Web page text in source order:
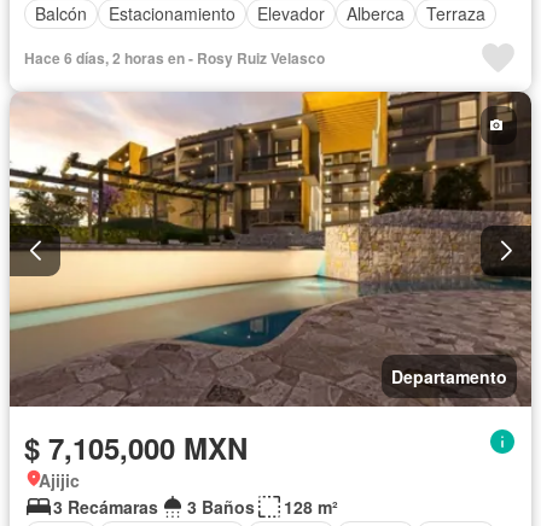
Balcón
Estacionamiento Elevador Alberca Terraza
Hace 6 días, 2 horas en - Rosy Ruiz Velasco
Departamento
$ 7,105,000 MXN
Ajijic
3 Recámaras
3 Baños
128 m²